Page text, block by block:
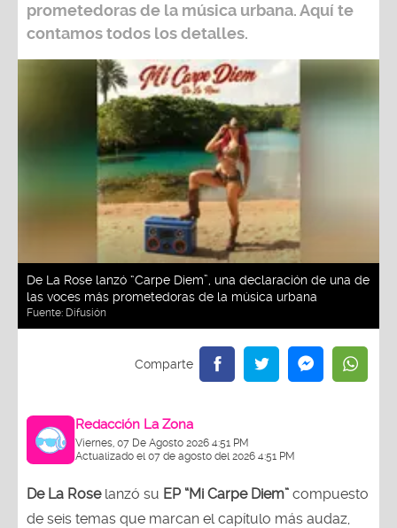
prometedoras de la música urbana. Aquí te
contamos todos los detalles.
De La Rose lanzó “Carpe Diem”, una declaración de una de
las voces más prometedoras de la música urbana
Fuente: Difusión
Redacción La Zona
Viernes, 07 De Agosto 2026 4:51 PM
Actualizado el 07 de agosto del 2026 4:51 PM
De La Rose lanzó su EP “Mi Carpe Diem” compuesto
de seis temas que marcan el capítulo más audaz,